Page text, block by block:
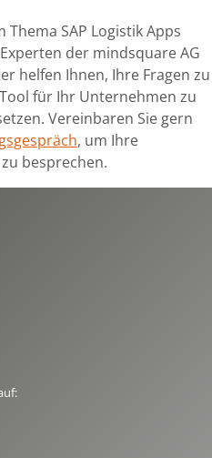
SAP Logistik Apps
der mindsquare AG
helfen Ihnen, Ihre Fragen zu
für Ihr Unternehmen zu
Vereinbaren Sie gern
, um Ihre
besprechen.